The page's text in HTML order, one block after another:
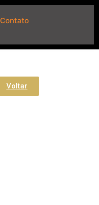
Contato
Voltar